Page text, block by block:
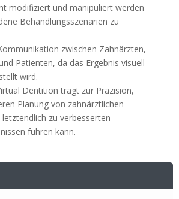
modifiziert und manipuliert werden
Behandlungsszenarien zu
zwischen Zahnärzten,
Patienten, da das Ergebnis visuell
wird.
Dentition trägt zur Präzision,
Planung von zahnärztlichen
zu verbesserten
führen kann.